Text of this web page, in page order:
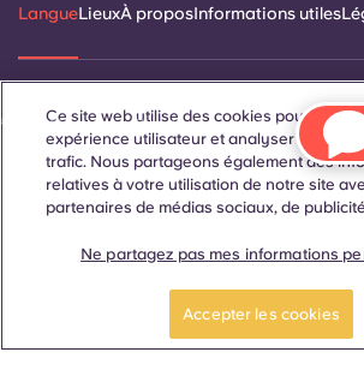
Réserver une
chambre
LangueLieuxÀ proposInformations utiles
Català Deutsch Italian
Contactez-nous
Ce site web utilise des cookies pour
expérience utilisateur et analyser les
trafic. Nous partageons également des
relatives à votre utilisation de notre site
partenaires de médias sociaux, de
Ne partagez pas mes informations
Accepter les cookies